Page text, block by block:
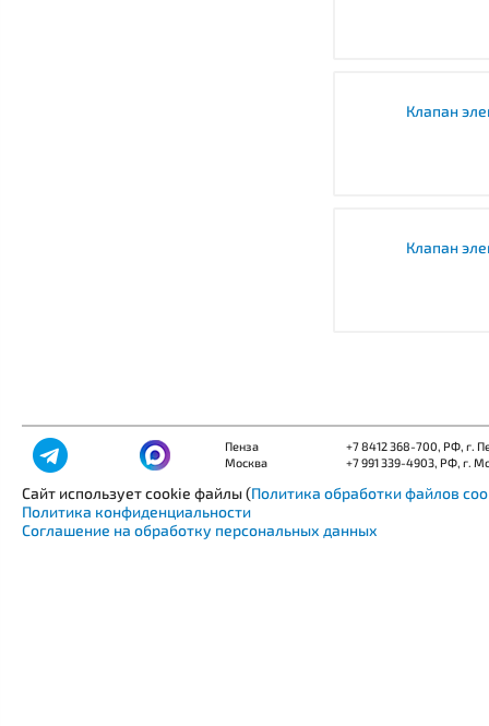
Клапан
Клапан
Пенза +7 8412 368-700, РФ, г.
Москва
+7 991 339-4903, РФ, г.
Сайт использует cookie файлы (Политика обработки файлов
Политика конфиденциальности
Соглашение на обработку персональных данных